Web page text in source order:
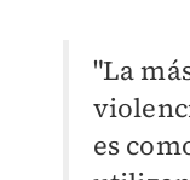
"La
es